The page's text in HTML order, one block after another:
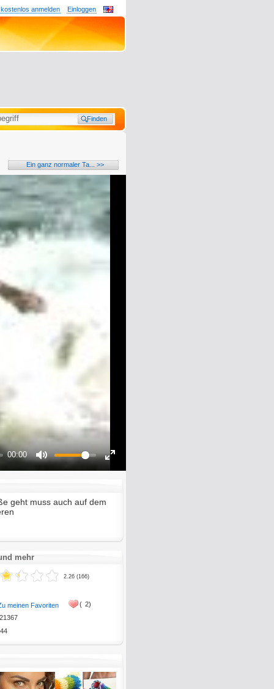
Einloggen
anmelden
Ein ganz normaler Ta... >>
00:00
Mute
geht muss auch auf dem
mehr
2.26 (166)
meinen Favoriten
21367
44
( 2)